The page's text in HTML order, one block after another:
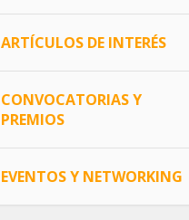
ARTÍCULOS DE INTERÉS
CONVOCATORIAS Y
PREMIOS
EVENTOS Y NETWORKING